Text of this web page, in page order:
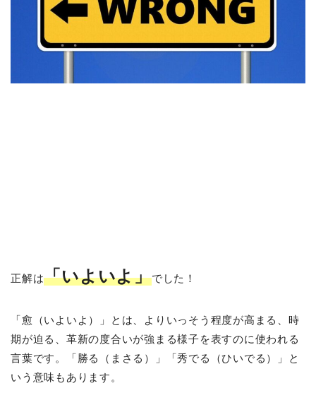
正解は「いよいよ」でした！
「愈（いよいよ）」とは、よりいっそう程度が高まる、時
期が迫る、革新の度合いが強まる様子を表すのに使われる
言葉です。「勝る（まさる）」「秀でる（ひいでる）」と
いう意味もあります。